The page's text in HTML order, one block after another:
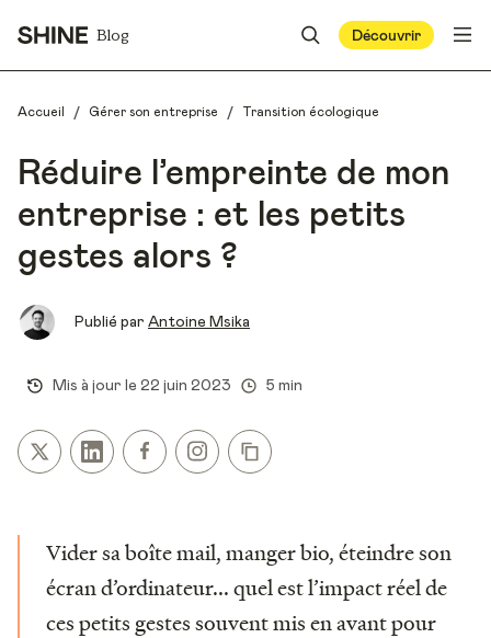
Blog Découvrir
Accueil / Gérer son entreprise / Transition écologique
Réduire l’empreinte de mon
entreprise : et les petits
gestes alors ?
Publié par Antoine Msika
Mis à jour le 22 juin 2023 5 min
Vider sa boîte mail, manger bio, éteindre son
écran d’ordinateur... quel est l’impact réel de
ces petits gestes souvent mis en avant pour